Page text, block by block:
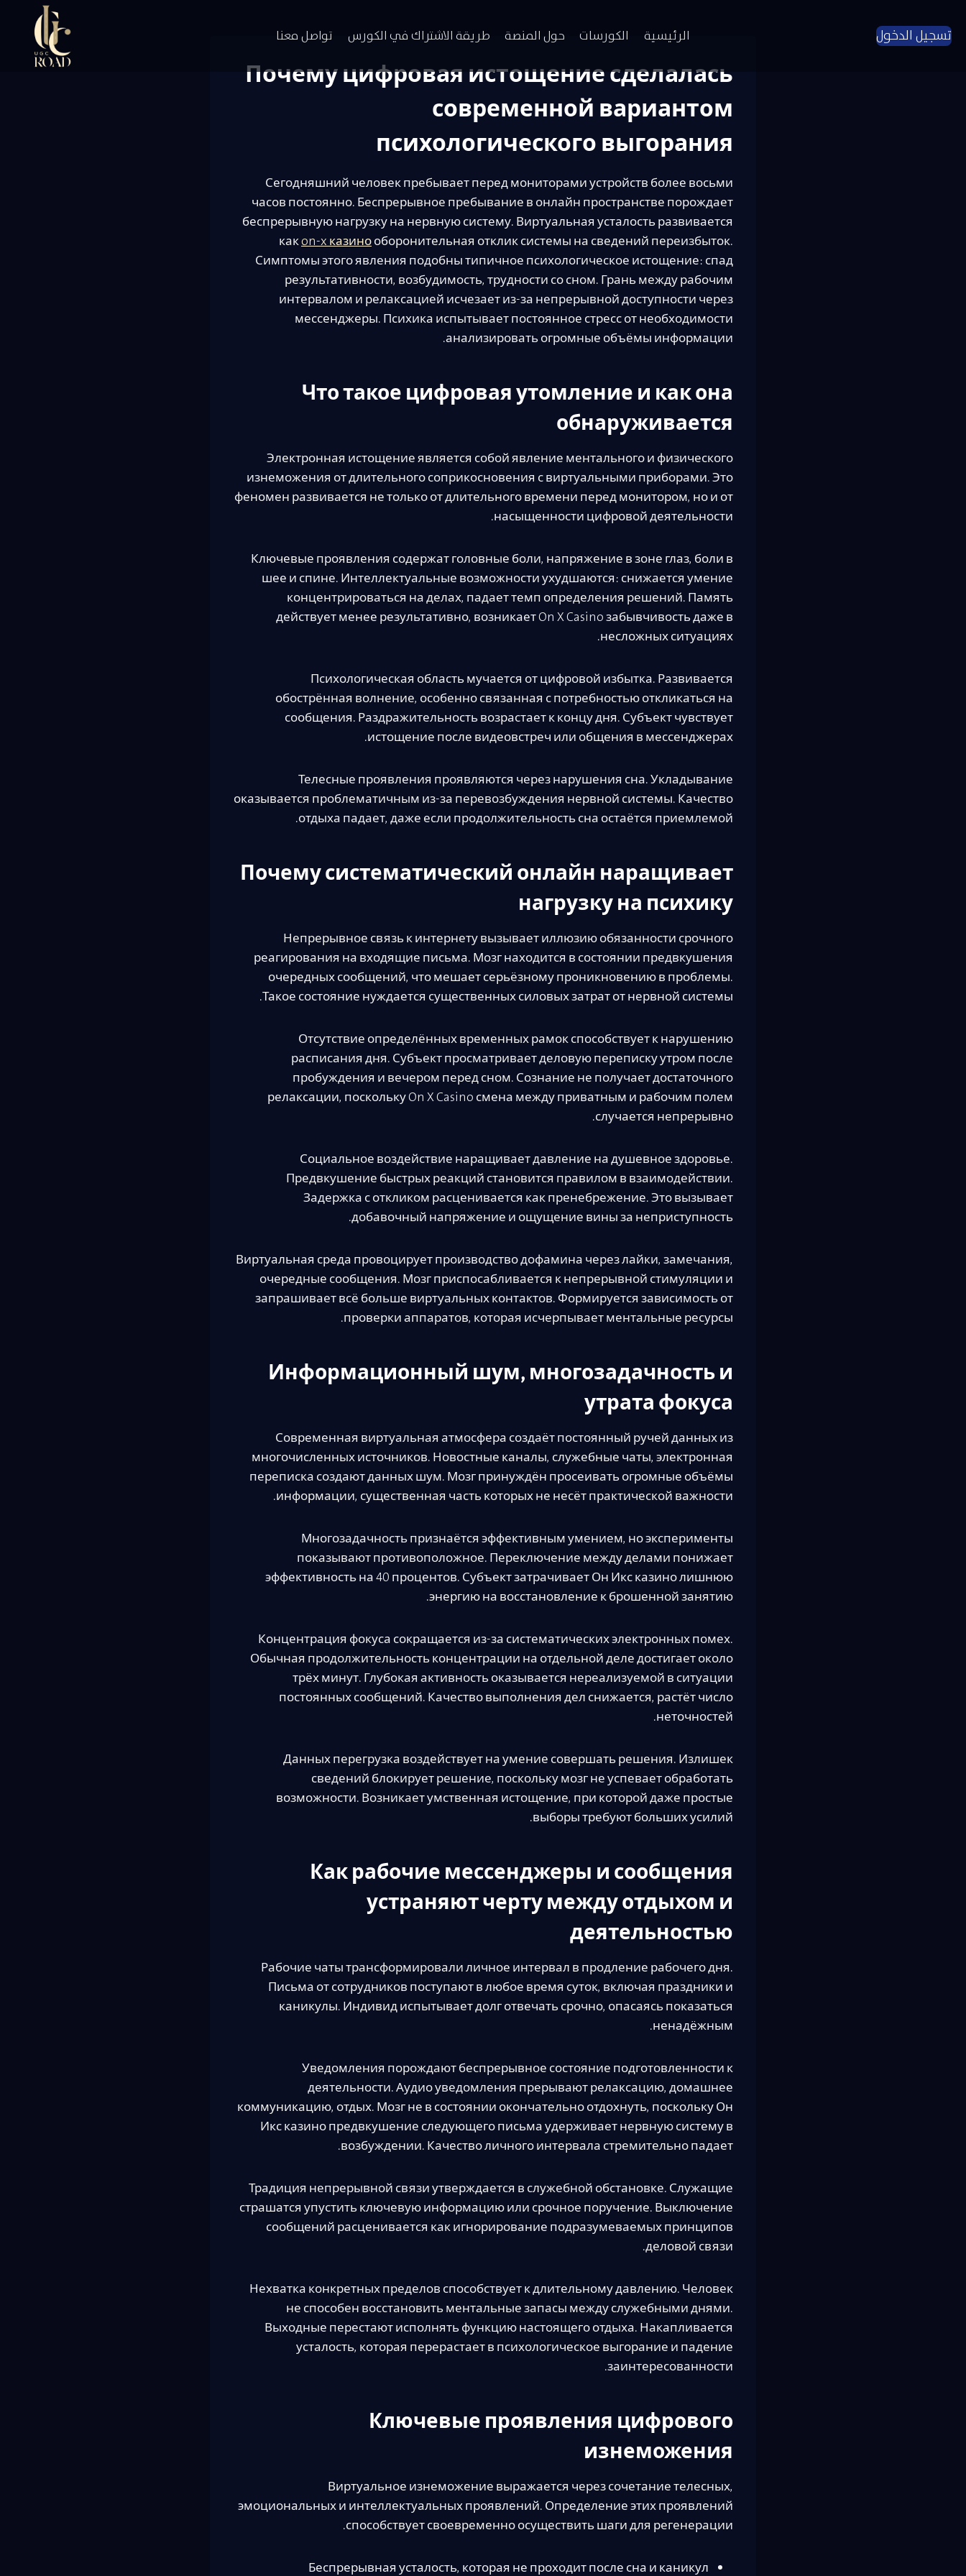
إلى
المحتوى
تسجيل الدخول الرئيسية الكورسات حول المنصة طريقة الاشتراك في الكورس تواصل معنا
Почему цифровая истощение сделалась
современной вариантом
психологического выгорания
Сегодняшний человек пребывает перед мониторами устройств более восьми
часов постоянно. Беспрерывное пребывание в онлайн пространстве порождает
беспрерывную нагрузку на нервную систему. Виртуальная усталость развивается
какon-x казинооборонительная отклик системы на сведений переизбыток.
Симптомы этого явления подобны типичное психологическое истощение: спад
результативности, возбудимость, трудности со сном. Грань между рабочим
интервалом и релаксацией исчезает из-за непрерывной доступности через
мессенджеры. Психика испытывает постоянное стресс от необходимости
анализировать огромные объёмы информации.
Что такое цифровая утомление и как она
обнаруживается
Электронная истощение является собой явление ментального и физического
изнеможения от длительного соприкосновения с виртуальными приборами. Это
феномен развивается не только от длительного времени перед монитором, но и от
насыщенности цифровой деятельности.
Ключевые проявления содержат головные боли, напряжение в зоне глаз, боли в
шее и спине. Интеллектуальные возможности ухудшаются: снижается умение
концентрироваться на делах, падает темп определения решений. Память
действует менее результативно, возникает On X Casino забывчивость даже в
несложных ситуациях.
Психологическая область мучается от цифровой избытка. Развивается
обострённая волнение, особенно связанная с потребностью откликаться на
сообщения. Раздражительность возрастает к концу дня. Субъект чувствует
истощение после видеовстреч или общения в мессенджерах.
Телесные проявления проявляются через нарушения сна. Укладывание
оказывается проблематичным из-за перевозбуждения нервной системы. Качество
отдыха падает, даже если продолжительность сна остаётся приемлемой.
Почему систематический онлайн наращивает
нагрузку на психику
Непрерывное связь к интернету вызывает иллюзию обязанности срочного
реагирования на входящие письма. Мозг находится в состоянии предвкушения
очередных сообщений, что мешает серьёзному проникновению в проблемы.
Такое состояние нуждается существенных силовых затрат от нервной системы.
Отсутствие определённых временных рамок способствует к нарушению
расписания дня. Субъект просматривает деловую переписку утром после
пробуждения и вечером перед сном. Сознание не получает достаточного
релаксации, поскольку On X Casino смена между приватным и рабочим полем
случается непрерывно.
Социальное воздействие наращивает давление на душевное здоровье.
Предвкушение быстрых реакций становится правилом в взаимодействии.
Задержка с откликом расценивается как пренебрежение. Это вызывает
добавочный напряжение и ощущение вины за неприступность.
Виртуальная среда провоцирует производство дофамина через лайки, замечания,
очередные сообщения. Мозг приспосабливается к непрерывной стимуляции и
запрашивает всё больше виртуальных контактов. Формируется зависимость от
проверки аппаратов, которая исчерпывает ментальные ресурсы.
Информационный шум, многозадачность и
утрата фокуса
Современная виртуальная атмосфера создаёт постоянный ручей данных из
многочисленных источников. Новостные каналы, служебные чаты, электронная
переписка создают данных шум. Мозг принуждён просеивать огромные объёмы
информации, существенная часть которых не несёт практической важности.
Многозадачность признаётся эффективным умением, но эксперименты
показывают противоположное. Переключение между делами понижает
эффективность на 40 процентов. Субъект затрачивает Он Икс казино лишнюю
энергию на восстановление к брошенной занятию.
Концентрация фокуса сокращается из-за систематических электронных помех.
Обычная продолжительность концентрации на отдельной деле достигает около
трёх минут. Глубокая активность оказывается нереализуемой в ситуации
постоянных сообщений. Качество выполнения дел снижается, растёт число
неточностей.
Данных перегрузка воздействует на умение совершать решения. Излишек
сведений блокирует решение, поскольку мозг не успевает обработать
возможности. Возникает умственная истощение, при которой даже простые
выборы требуют больших усилий.
Как рабочие мессенджеры и сообщения
устраняют черту между отдыхом и
деятельностью
Рабочие чаты трансформировали личное интервал в продление рабочего дня.
Письма от сотрудников поступают в любое время суток, включая праздники и
каникулы. Индивид испытывает долг отвечать срочно, опасаясь показаться
ненадёжным.
Уведомления порождают беспрерывное состояние подготовленности к
деятельности. Аудио уведомления прерывают релаксацию, домашнее
коммуникацию, отдых. Мозг не в состоянии окончательно отдохнуть, поскольку Он
Икс казино предвкушение следующего письма удерживает нервную систему в
возбуждении. Качество личного интервала стремительно падает.
Традиция непрерывной связи утверждается в служебной обстановке. Служащие
страшатся упустить ключевую информацию или срочное поручение. Выключение
сообщений расценивается как игнорирование подразумеваемых принципов
деловой связи.
Нехватка конкретных пределов способствует к длительному давлению. Человек
не способен восстановить ментальные запасы между служебными днями.
Выходные перестают исполнять функцию настоящего отдыха. Накапливается
усталость, которая перерастает в психологическое выгорание и падение
заинтересованности.
Ключевые проявления цифрового
изнеможения
Виртуальное изнеможение выражается через сочетание телесных,
эмоциональных и интеллектуальных проявлений. Определение этих проявлений
способствует своевременно осуществить шаги для регенерации.
Беспрерывная усталость, которая не проходит после сна и каникул